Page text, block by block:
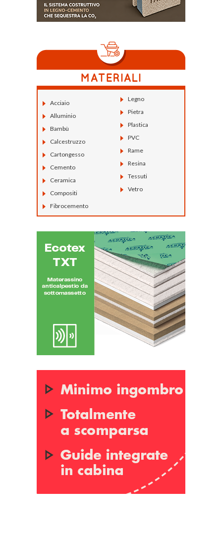
Acciaio
Alluminio
Bambù
Calcestruzzo
Cartongesso
Cemento
Ceramica
Compositi
Fibrocemento
Legno
Pietra
Plastica
PVC
Rame
Resina
Tessuti
Vetro